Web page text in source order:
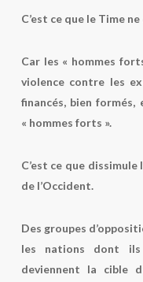
C’est ce que le Time
Car les « hommes
violence contre les
financés, bien
« hommes forts ».
C’est ce que
de l’Occident.
Des groupes
les nations dont ils
deviennent la cible